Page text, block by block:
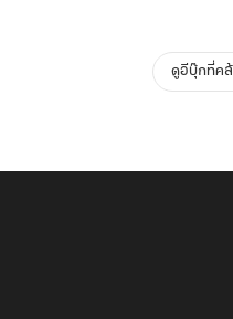
ดูอีบุ๊กที่ค